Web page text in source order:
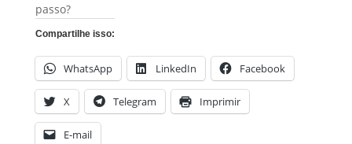
passo?
Compartilhe isso:
WhatsApp LinkedIn Facebook
X Telegram Imprimir
E-mail